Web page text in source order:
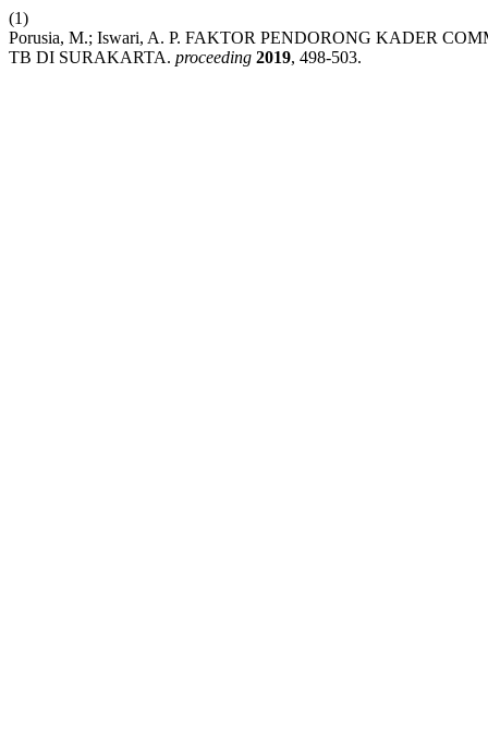
(1)
Porusia, M.; Iswari, A. P. FAKTOR PENDORONG KADER
TB DI SURAKARTA. proceeding 2019, 498-503.